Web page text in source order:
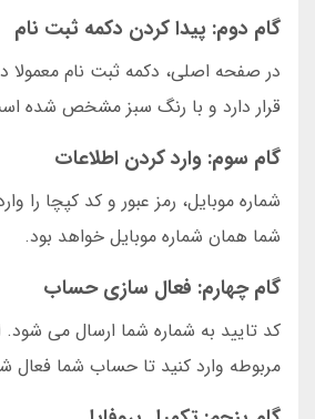
گام دوم: پیدا کردن دکمه ثبت نام
در صفحه اصلی، دکمه ثبت نام معمولا
قرار دارد و با رنگ سبز مشخص شده
گام سوم: وارد کردن اطلاعات
شماره موبایل، رمز عبور و کد کپچا را
شما همان شماره موبایل خواهد بود.
گام چهارم: فعال سازی حساب
کد تایید به شماره شما ارسال می شود.
مربوطه وارد کنید تا حساب شما فعال